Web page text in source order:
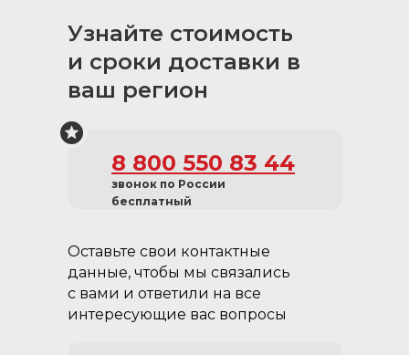
звонок по России
бесплатный
8 800 550 83 44
Узнайте стоимость
и сроки доставки в
ваш регион
Оставьте свои контактные
данные, чтобы мы связались
с вами и ответили на все
интересующие вас вопросы